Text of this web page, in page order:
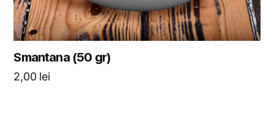
Smantana (50 gr)
2,00 lei